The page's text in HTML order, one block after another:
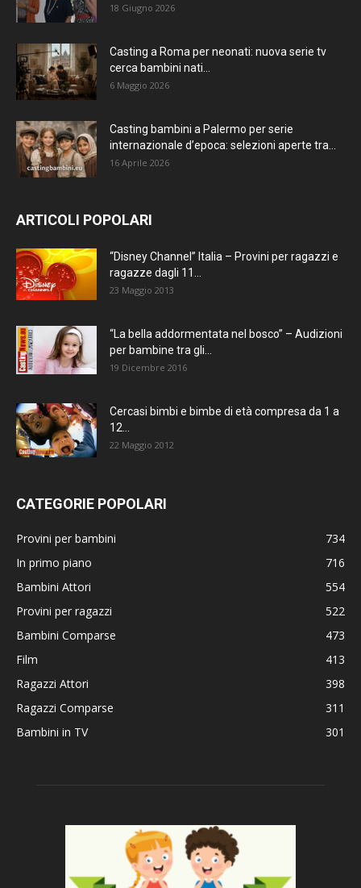
18 Giugno 2026
Casting a Roma per neonati: nuova serie tv
cerca bambini nati...
6 Maggio 2026
Casting bambini a Palermo per serie
internazionale d’epoca: selezioni aperte tra...
16 Aprile 2026
ARTICOLI POPOLARI
“Disney Channel” Italia – Provini per ragazzi e
ragazze dagli 11...
23 Maggio 2013
“La bella addormentata nel bosco” – Audizioni
per bambine tra gli...
19 Dicembre 2016
Cercasi bimbi e bimbe di età compresa da 1 a
12...
22 Maggio 2012
CATEGORIE POPOLARI
Provini per bambini
734
In primo piano
716
Bambini Attori
554
Provini per ragazzi
522
Bambini Comparse
473
Film
413
Ragazzi Attori
398
Ragazzi Comparse
311
Bambini in TV
301